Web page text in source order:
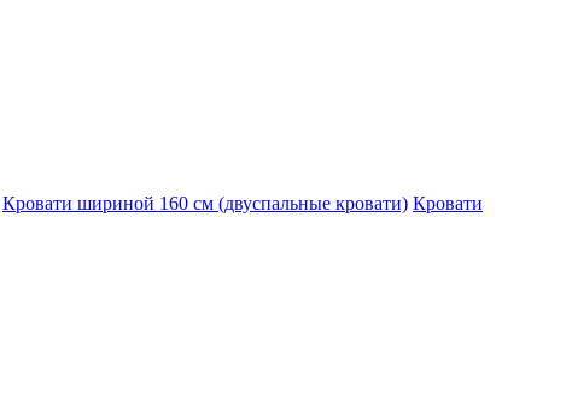
Кровати шириной 160 см (двуспальные кровати) Кровати